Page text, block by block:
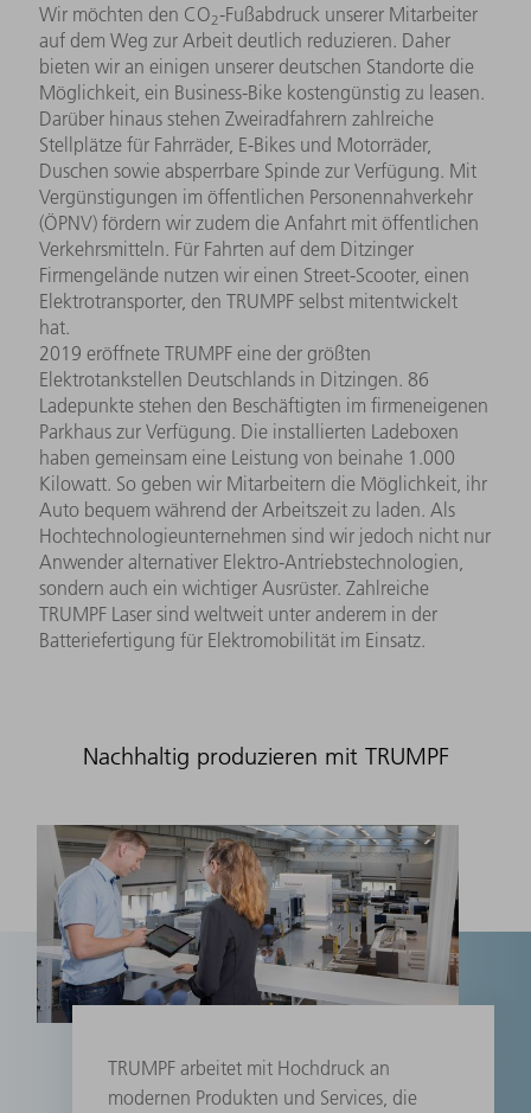
Wir möchten den CO2-Fußabdruck unserer Mitarbeiter
auf dem Weg zur Arbeit deutlich reduzieren. Daher
bieten wir an einigen unserer deutschen Standorte die
Möglichkeit, ein Business-Bike kostengünstig zu leasen.
Darüber hinaus stehen Zweiradfahrern zahlreiche
Stellplätze für Fahrräder, E-Bikes und Motorräder,
Duschen sowie absperrbare Spinde zur Verfügung. Mit
Vergünstigungen im öffentlichen Personennahverkehr
(ÖPNV) fördern wir zudem die Anfahrt mit öffentlichen
Verkehrsmitteln. Für Fahrten auf dem Ditzinger
Firmengelände nutzen wir einen Street-Scooter, einen
Elektrotransporter, den TRUMPF selbst mitentwickelt
hat.
2019 eröffnete TRUMPF eine der größten
Elektrotankstellen Deutschlands in Ditzingen. 86
Ladepunkte stehen den Beschäftigten im firmeneigenen
Parkhaus zur Verfügung. Die installierten Ladeboxen
haben gemeinsam eine Leistung von beinahe 1.000
Kilowatt. So geben wir Mitarbeitern die Möglichkeit, ihr
Auto bequem während der Arbeitszeit zu laden. Als
Hochtechnologieunternehmen sind wir jedoch nicht nur
Anwender alternativer Elektro-Antriebstechnologien,
sondern auch ein wichtiger Ausrüster. Zahlreiche
TRUMPF Laser sind weltweit unter anderem in der
Batteriefertigung für Elektromobilität im Einsatz.
Nachhaltig produzieren mit TRUMPF
TRUMPF arbeitet mit Hochdruck an
modernen Produkten und Services, die